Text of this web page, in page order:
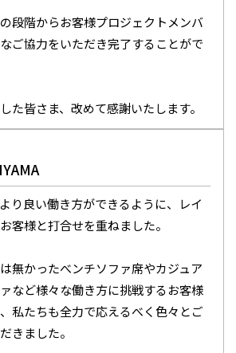
段階からお客様プロジェクトメンバ
ご協力をいただき完了することがで
た皆さま、改めて感謝いたします。
り良い働き方ができるように、レイ
客様と打合せを重ねました。
無かったべンチソファ席やカジュア
など様々な働き方に挑戦するお客様
私たちも全力で応えるべく色々とご
きました。